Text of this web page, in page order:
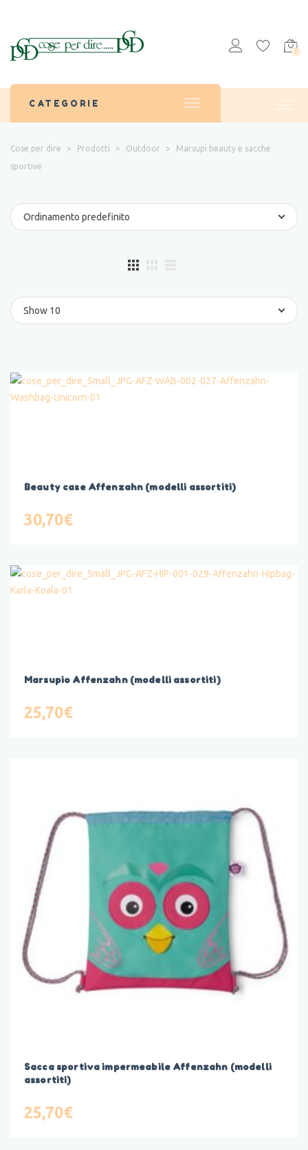
0
CATEGORIE
Cose per dire > Prodotti > Outdoor >
Marsupi beauty e sacche
sportive
Ordinamento predefinito
Show 10
Beauty case Affenzahn (modelli assortiti)
30,70€
Marsupio Affenzahn (modelli assortiti)
25,70€
Sacca sportiva impermeabile Affenzahn (modelli
assortiti)
25,70€